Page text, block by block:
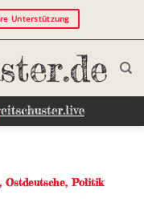
Unterstützung
, Ostdeutsche,Politik